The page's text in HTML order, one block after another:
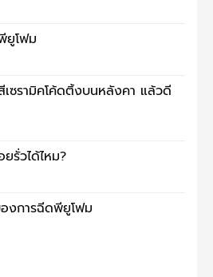
ยูโฟม
เซรามิคโค้ดติ้งบนหลังคา แล้วดี
รั่วได้ไหม?
งการฉีดพียูโฟม